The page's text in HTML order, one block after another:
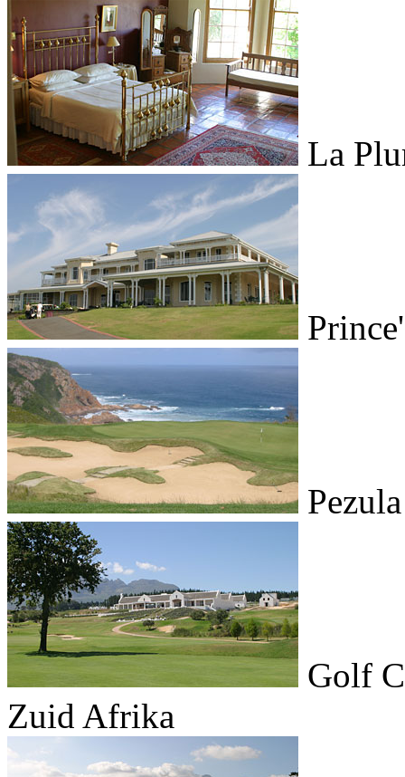
La
Golf
Zuid Afrika